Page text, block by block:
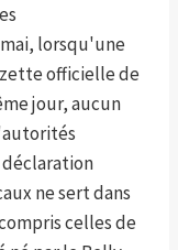
lorsqu'une
officielle de
jour, aucun
ne sert dans
celles de